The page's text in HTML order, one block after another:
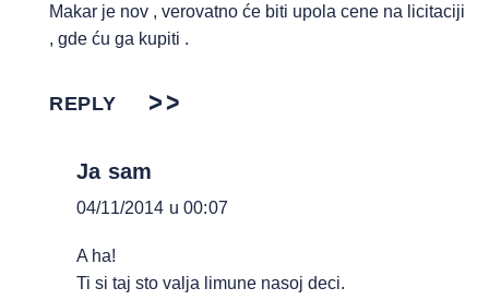
Makar je nov , verovatno će biti upola cene na licitaciji
, gde ću ga kupiti .
REPLY
Ja sam
04/11/2014 u 00:07
A ha!
Ti si taj sto valja limune nasoj deci.